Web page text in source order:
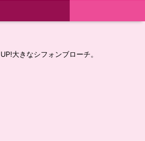
大きなシフォンブローチ。